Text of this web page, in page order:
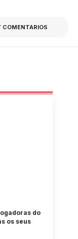
COMENTARIOS
do
os seus